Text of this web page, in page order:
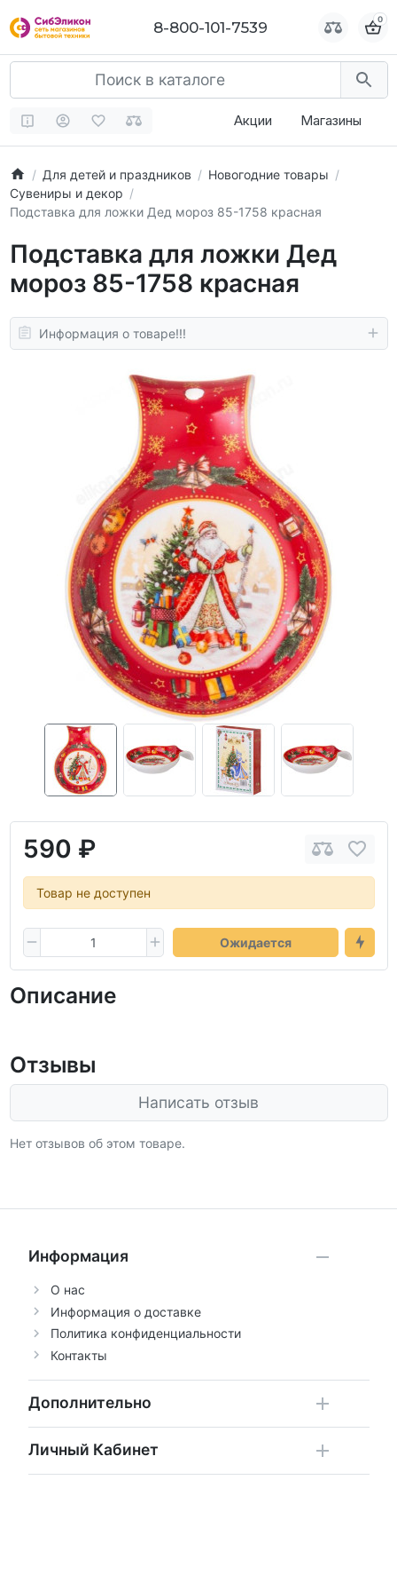
8-800-101-7539 0
Акции Магазины
Для детей и праздников
Новогодние товары
Сувениры и декор
Подставка для ложки Дед мороз 85-1758 красная
Подставка для ложки Дед
мороз 85-1758 красная
Информация о товаре!!!
590 ₽
Товар не доступен
Ожидается
Описание
Отзывы
Написать отзыв
Нет отзывов об этом товаре.
Информация
О нас
Информация о доставке
Политика конфиденциальности
Контакты
Дополнительно
Личный Кабинет
8-800-101-7539 0